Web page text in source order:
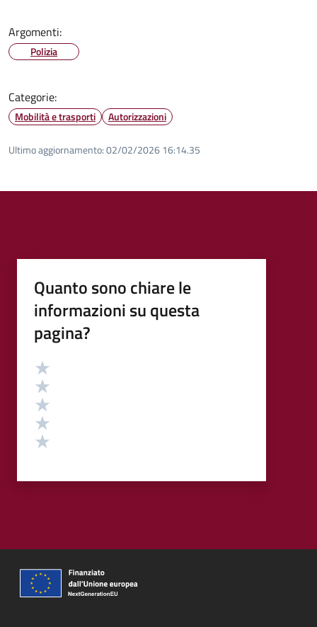
Argomenti:
Polizia
Categorie:
Mobilità e trasporti Autorizzazioni
Ultimo aggiornamento:02/02/2026 16:14.35
Quanto sono chiare le
informazioni su questa
pagina?
Valutazione